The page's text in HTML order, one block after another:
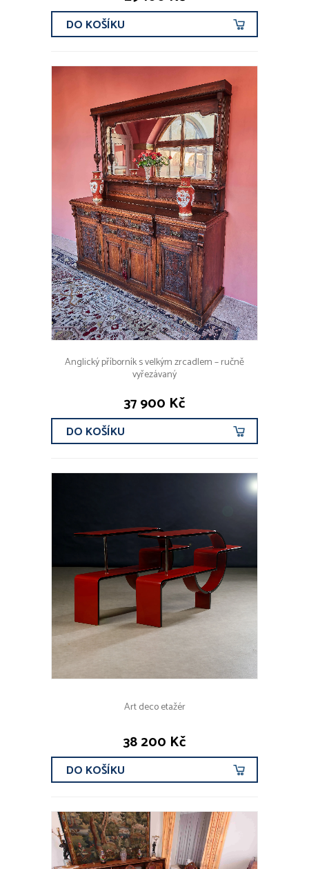
DO KOŠÍKU
Anglický příborník s velkým zrcadlem – ručně
vyřezávaný
37 900 Kč
DO KOŠÍKU
Art deco etažér
38 200 Kč
DO KOŠÍKU